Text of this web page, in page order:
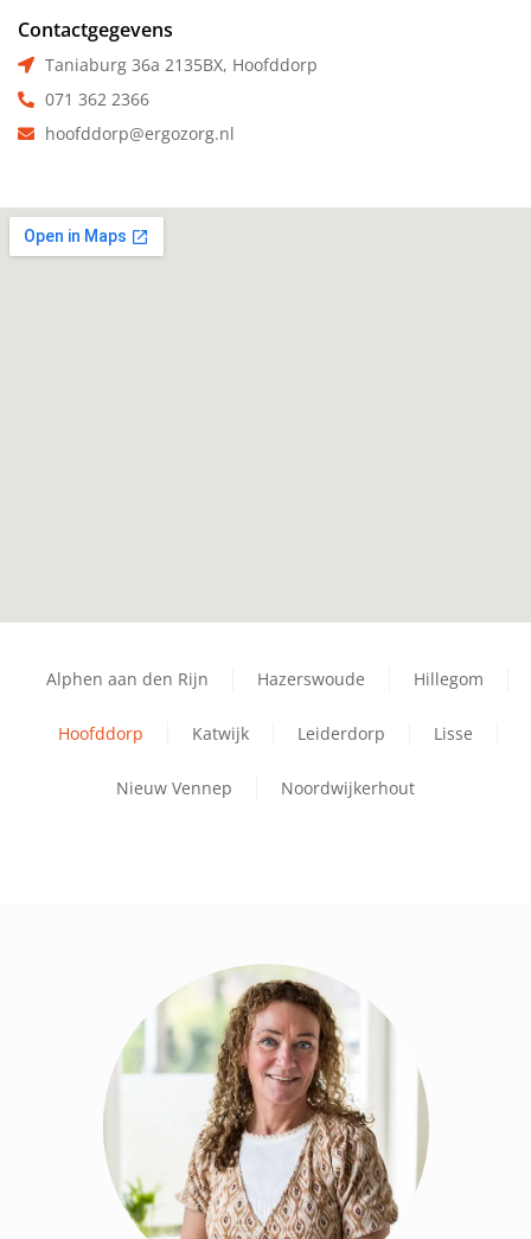
Contactgegevens
Taniaburg 36a 2135BX, Hoofddorp
071 362 2366
hoofddorp@ergozorg.nl
Alphen aan den Rijn Hazerswoude Hillegom
Hoofddorp Katwijk Leiderdorp Lisse
Nieuw Vennep Noordwijkerhout